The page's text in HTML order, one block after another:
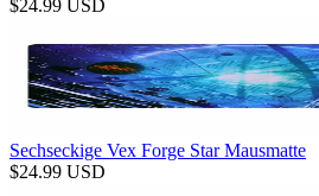
$24.99 USD
Sechseckige Vex Forge Star Mausmatte
$24.99 USD